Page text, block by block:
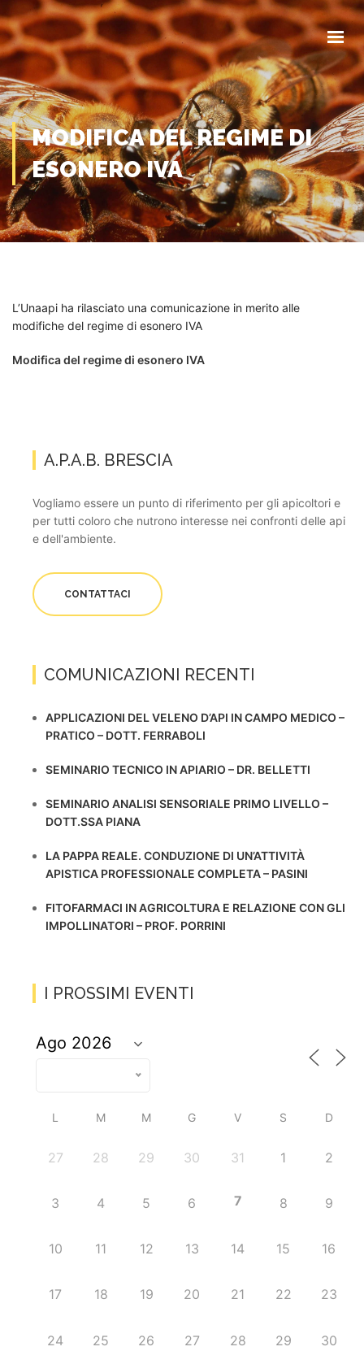
HOME
CHI SIAMO
COMUNICAZIONI
EVENTI
MODULISTICA
CONTATTI
MODIFICA DEL REGIME DI
ESONERO IVA
L’Unaapi ha rilasciato una comunicazione in merito alle
modifiche del regime di esonero IVA
Modifica del regime di esonero IVA
A.P.A.B. BRESCIA
Vogliamo essere un punto di riferimento per gli apicoltori e
per tutti coloro che nutrono interesse nei confronti delle api
e dell'ambiente.
CONTATTACI
COMUNICAZIONI RECENTI
APPLICAZIONI DEL VELENO D’API IN CAMPO MEDICO –
PRATICO – DOTT. FERRABOLI
SEMINARIO TECNICO IN APIARIO – DR. BELLETTI
SEMINARIO ANALISI SENSORIALE PRIMO LIVELLO –
DOTT.SSA PIANA
LA PAPPA REALE. CONDUZIONE DI UN’ATTIVITÀ
APISTICA PROFESSIONALE COMPLETA – PASINI
FITOFARMACI IN AGRICOLTURA E RELAZIONE CON GLI
IMPOLLINATORI – PROF. PORRINI
I PROSSIMI EVENTI
L M M G V S D
27 28 29 30 31 1 2
3 4 5 6 7 8 9
10 11 12 13 14 15 16
17 18 19 20 21 22 23
24 25 26 27 28 29 30